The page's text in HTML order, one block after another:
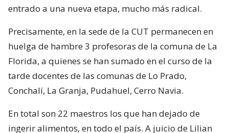
entrado a una nueva etapa, mucho más radical.
Precisamente, en la sede de la CUT permanecen en
huelga de hambre 3 profesoras de la comuna de La
Florida, a quienes se han sumado en el curso de la
tarde docentes de las comunas de Lo Prado,
Conchalí, La Granja, Pudahuel, Cerro Navia.
En total son 22 maestros los que han dejado de
ingerir alimentos, en todo el país. A juicio de Lilian